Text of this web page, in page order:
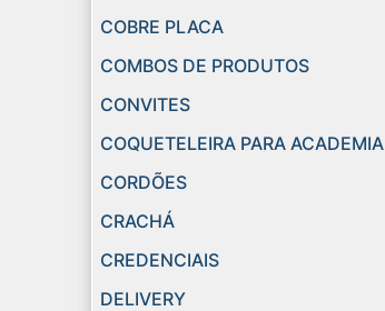
COBRE PLACA
COMBOS DE PRODUTOS
CONVITES
COQUETELEIRA PARA ACADEMIA
CORDÕES
CRACHÁ
CREDENCIAIS
DELIVERY